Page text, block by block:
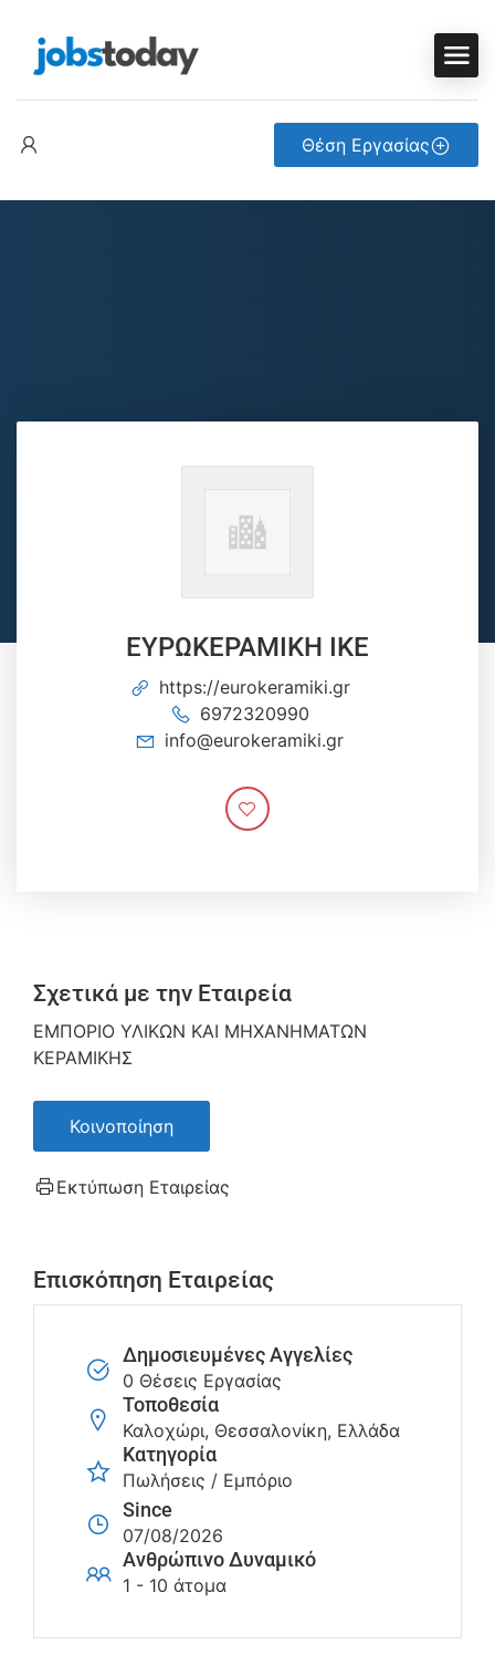
Θέση Εργασίας
ΕΥΡΩΚΕΡΑΜΙΚΗ ΙΚΕ
https://eurokeramiki.gr
6972320990
info@eurokeramiki.gr
Σχετικά με την Εταιρεία
ΕΜΠΟΡΙΟ ΥΛΙΚΩΝ ΚΑΙ ΜΗΧΑΝΗΜΑΤΩΝ
ΚΕΡΑΜΙΚΗΣ
Κοινοποίηση
Εκτύπωση Εταιρείας
Επισκόπηση Εταιρείας
Δημοσιευμένες Αγγελίες
0 Θέσεις Εργασίας
Τοποθεσία
Καλοχώρι, Θεσσαλονίκη, Ελλάδα
Κατηγορία
Πωλήσεις / Εμπόριο
Since
07/08/2026
Ανθρώπινο Δυναμικό
1 - 10 άτομα